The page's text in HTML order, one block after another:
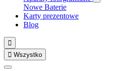
Nowe Baterie
Karty prezentowe
Blog

 Wszystko